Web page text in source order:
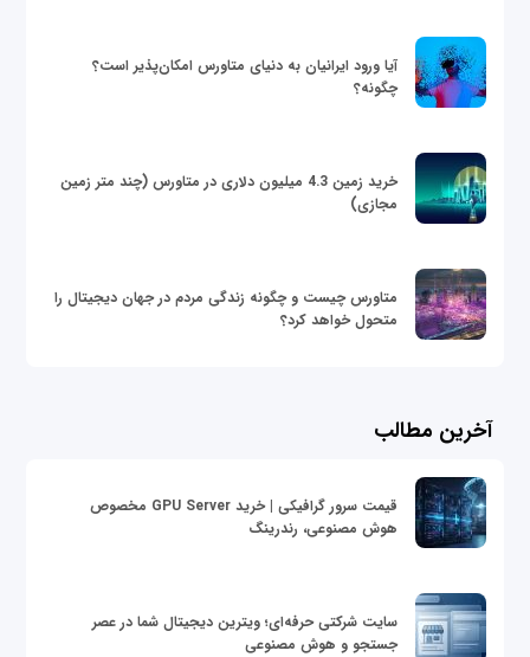
آیا ورود ایرانیان به دنیای متاورس امکان‌پذیر است؟
چگونه؟
خرید زمین 4.3 میلیون دلاری در متاورس (چند متر زمین
مجازی)
متاورس چیست و چگونه زندگی مردم در جهان دیجیتال را
متحول خواهد کرد؟
آخرین مطالب
قیمت سرور گرافیکی | خرید GPU Server مخصوص
هوش مصنوعی، رندرینگ
سایت شرکتی حرفه‌ای؛ ویترین دیجیتال شما در عصر
جستجو و هوش مصنوعی